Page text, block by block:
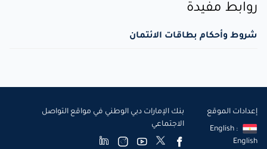
روابط مفيدة
شروط وأحكام بطاقات الائتمان
إعدادات الموقع
English :
English
بنك الإمارات دبي الوطني في مواقع التواصل
الاجتماعي